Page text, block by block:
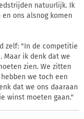
natuurlijk. Ik
ons alsnog komen
zelf: "In de competitie
Maar ik denk dat we
zien. We zitten
we toch een
dat we ons daaraan
winst moeten gaan."